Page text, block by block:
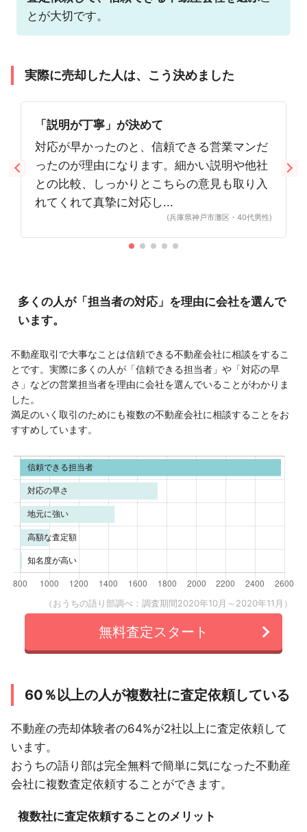
とが大切です。
実際に売却した人は、こう決めました
「説明が丁寧」が決めて
対応が早かったのと、信頼できる営業マンだ
ったのが理由になります。細かい説明や他社
との比較、しっかりとこちらの意見も取り入
れてくれて真摯に対応し...
(兵庫県神戸市灘区・40代男性)
多くの人が「担当者の対応」を理由に会社を選んで
います。
不動産取引で大事なことは信頼できる不動産会社に相談をするこ
とです。実際に多くの人が「信頼できる担当者」や「対応の早
さ」などの営業担当者を理由に会社を選んでいることがわかりま
した。
満足のいく取引のためにも複数の不動産会社に相談することをお
すすめしています。
（おうちの語り部調べ：調査期間2020年10月～2020年11月）
無料査定スタート
60％以上の人が複数社に査定依頼している
不動産の売却体験者の64%が2社以上に査定依頼して
います。
おうちの語り部は完全無料で簡単に気になった不動産
会社に複数査定依頼することができます。
複数社に査定依頼することのメリット